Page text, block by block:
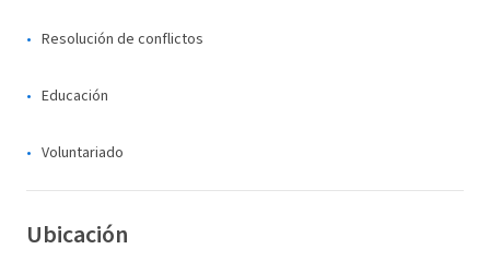
Resolución de conflictos
Educación
Voluntariado
Ubicación